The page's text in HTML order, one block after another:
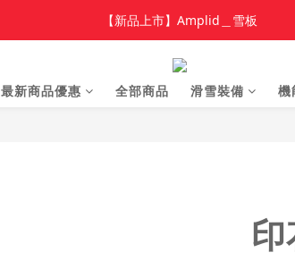
加入新會員 領$100 購物金，首單享免運🚛
【新品上市】Amplid＿雪板
【新品上市】雪季商品
加入新會員 領$100 購物金，首單享免運
最新商品優惠 全部商品 滑雪裝備 機